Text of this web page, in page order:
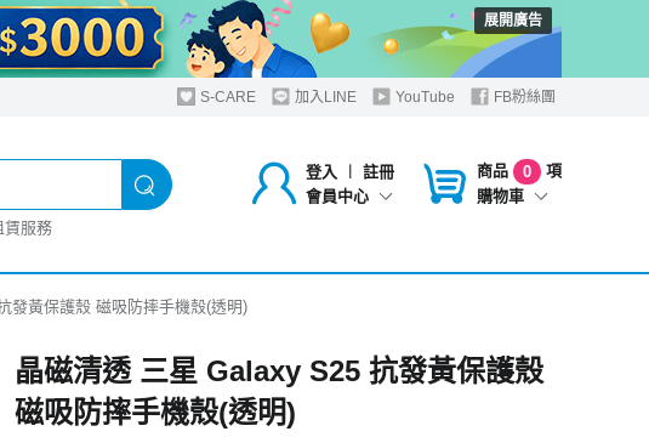
展開廣告
S-CARE 加入LINE YouTube FB粉絲團
登入 ︱
註冊
會員中心
商品 0
項
購物車
賃服務
發黃保護殼 磁吸防摔手機殼(透明)
晶磁清透 三星 Galaxy S25 抗發黃保護殼
磁吸防摔手機殼(透明)